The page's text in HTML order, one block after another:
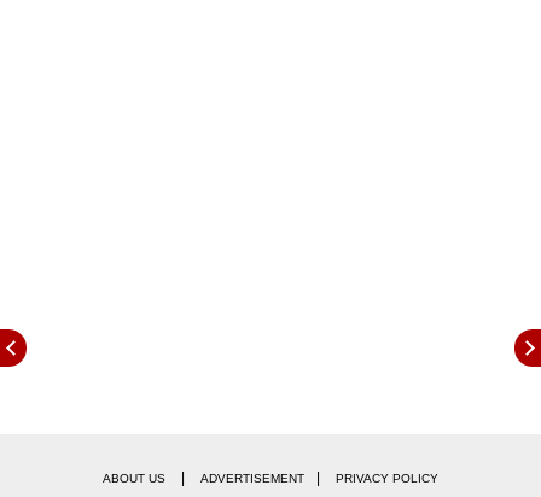
ABOUT US ADVERTISEMENT PRIVACY POLICY